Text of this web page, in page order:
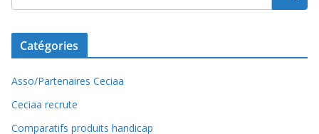
Catégories
Asso/Partenaires Ceciaa
Ceciaa recrute
Comparatifs produits handicap